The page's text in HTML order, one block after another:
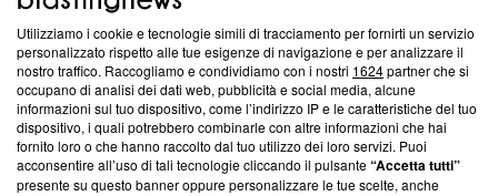
Questa sezione offre informazioni trasparenti su Blasting
News, sui nostri processi editoriali e su come ci impegniamo a
creare news di qualità. Inoltre, afferma la nostra aderenza a
‘Trust Project - News with Integrity’Blasting News non è
ancora membro del programma, ma ha richiesto di farne
parte; Trust Project non ha ancora effettuato una verifica di
conformità agli standard.
Utilizziamo i cookie e tecnologie simili di tracciamento per fornirti un servizio
personalizzato rispetto alle tue esigenze di navigazione e per analizzare il
nostro traffico. Raccogliamo e condividiamo con i nostri 1624partner che si
occupano di analisi dei dati web, pubblicità e social media, alcune
informazioni sul tuo dispositivo, come l’indirizzo IP e le caratteristiche del tuo
dispositivo, i quali potrebbero combinarle con altre informazioni che hai
fornito loro o che hanno raccolto dal tuo utilizzo dei loro servizi. Puoi
acconsentire all’uso di tali tecnologie cliccando il pulsante“Accetta tutti”
presente su questo banner oppure personalizzare le tue scelte, anche